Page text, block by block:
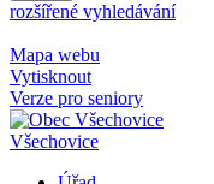
rozšířené vyhledávání
Mapa webu
Vytisknout
Verze pro seniory
Všechovice